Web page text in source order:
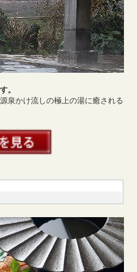
。
泉かけ流しの極上の湯に癒される